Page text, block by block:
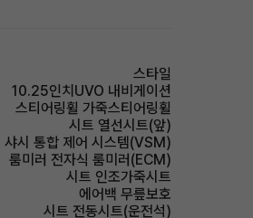
스타일
10.25인치UVO 내비게이션
스티어링휠 가죽스티어링휠
시트 열선시트(앞)
샤시 통합 제어 시스템(VSM)
룸미러 전자식 룸미러(ECM)
시트 인조가죽시트
에어백 무릎보호
시트 전동시트(운전석)